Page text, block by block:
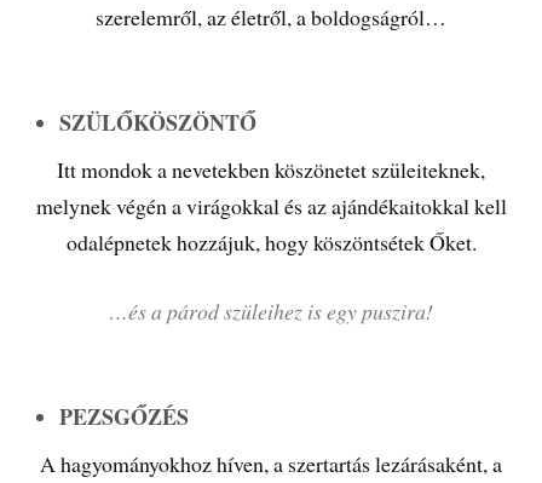
szerelemről, az életről, a boldogságról…
SZÜLŐKÖSZÖNTŐ
Itt mondok a nevetekben köszönetet szüleiteknek,
melynek végén a virágokkal és az ajándékaitokkal kell
odalépnetek hozzájuk, hogy köszöntsétek Őket.
…és a párod szüleihez is egy puszira!
PEZSGŐZÉS
A hagyományokhoz híven, a szertartás lezárásaként, a